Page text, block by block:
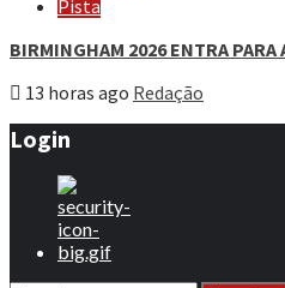
Pista
BIRMINGHAM 2026 ENTRA PARA
13 horas ago Redação
Login